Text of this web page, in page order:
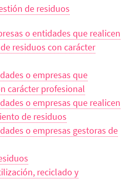
de residuos
o entidades que realicen
residuos con carácter
o empresas que
carácter profesional
o empresas que realicen
de residuos
o empresas gestoras de
reciclado y